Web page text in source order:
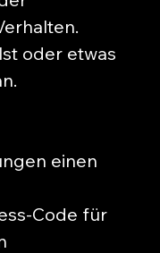
oder etwas
einen
Code für